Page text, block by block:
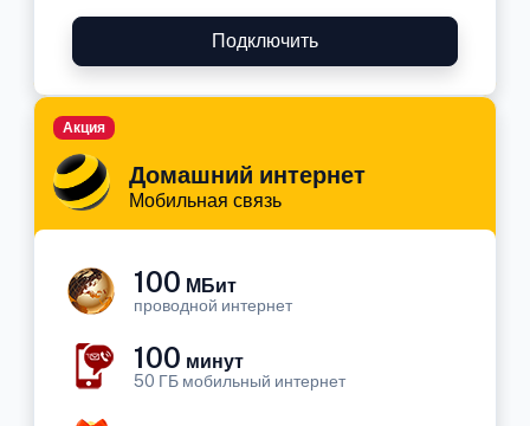
Подключить
Домашний интернет
Мобильная связь
Акция
100 МБит
проводной интернет
100 минут
50 ГБ мобильный интернет